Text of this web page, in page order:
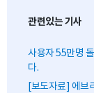
관련있는 기사
사용자 55만명
다.
[보도자료] 에브